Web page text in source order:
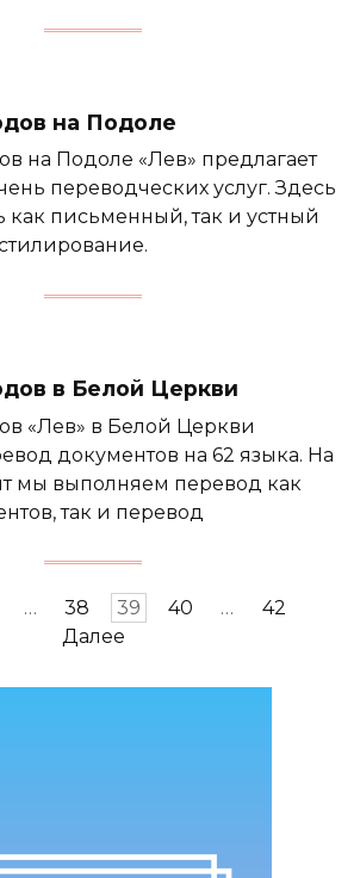
на Подоле
на Подоле «Лев» предлагает
переводческих услуг. Здесь
как письменный, так и устный
в Белой Церкви
«Лев» в Белой Церкви
документов на 62 языка. На
мы выполняем перевод как
так и перевод
… 38 39 40 …
42
Далее